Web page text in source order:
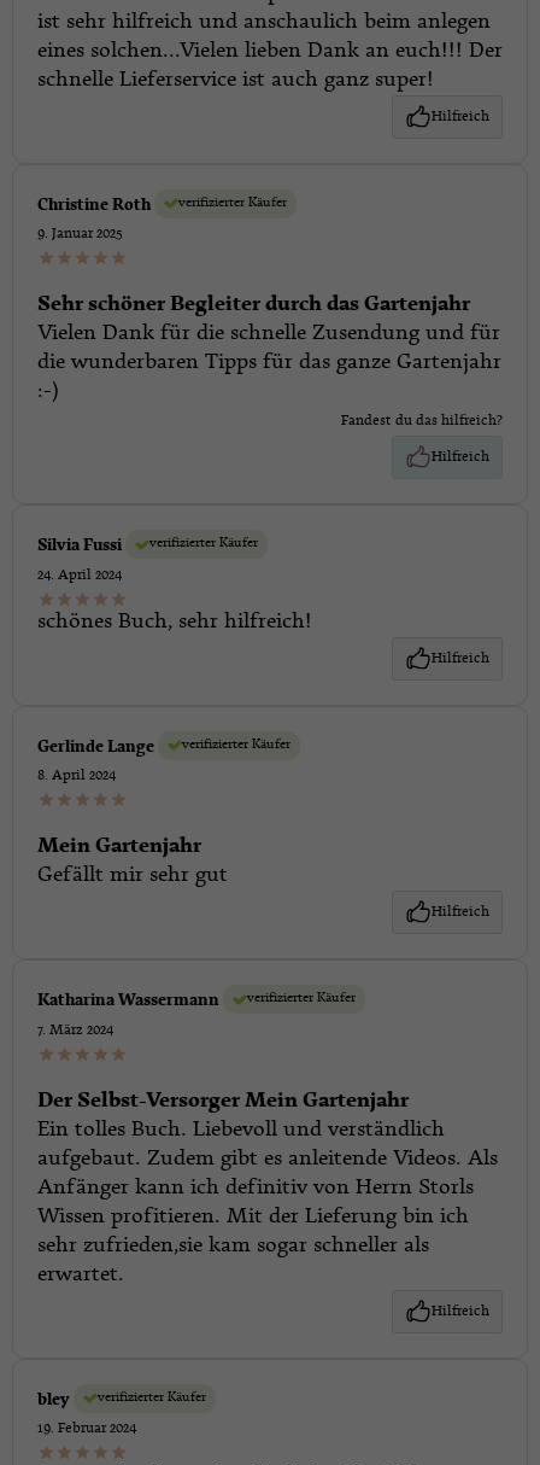
ist sehr hilfreich und anschaulich beim anlegen
eines solchen...Vielen lieben Dank an euch!!! Der
schnelle Lieferservice ist auch ganz super!
Hilfreich
Christine Roth verifizierter Käufer
9. Januar 2025
Sehr schöner Begleiter durch das Gartenjahr
Vielen Dank für die schnelle Zusendung und für
die wunderbaren Tipps für das ganze Gartenjahr
:-)
Fandest du das hilfreich?
Hilfreich
Silvia Fussi verifizierter Käufer
24. April 2024
schönes Buch, sehr hilfreich!
Hilfreich
Gerlinde Lange verifizierter Käufer
8. April 2024
Mein Gartenjahr
Gefällt mir sehr gut
Hilfreich
Katharina Wassermann verifizierter Käufer
7. März 2024
Der Selbst-Versorger Mein Gartenjahr
Ein tolles Buch. Liebevoll und verständlich
aufgebaut. Zudem gibt es anleitende Videos. Als
Anfänger kann ich definitiv von Herrn Storls
Wissen profitieren. Mit der Lieferung bin ich
sehr zufrieden,sie kam sogar schneller als
erwartet.
Hilfreich
bley verifizierter Käufer
19. Februar 2024